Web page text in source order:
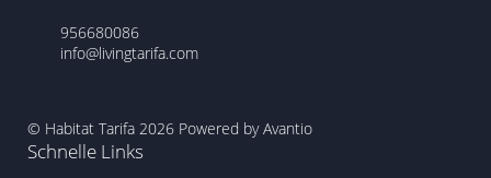
956680086
info@livingtarifa.com
© Habitat Tarifa 2026 Powered by Avantio
Schnelle Links